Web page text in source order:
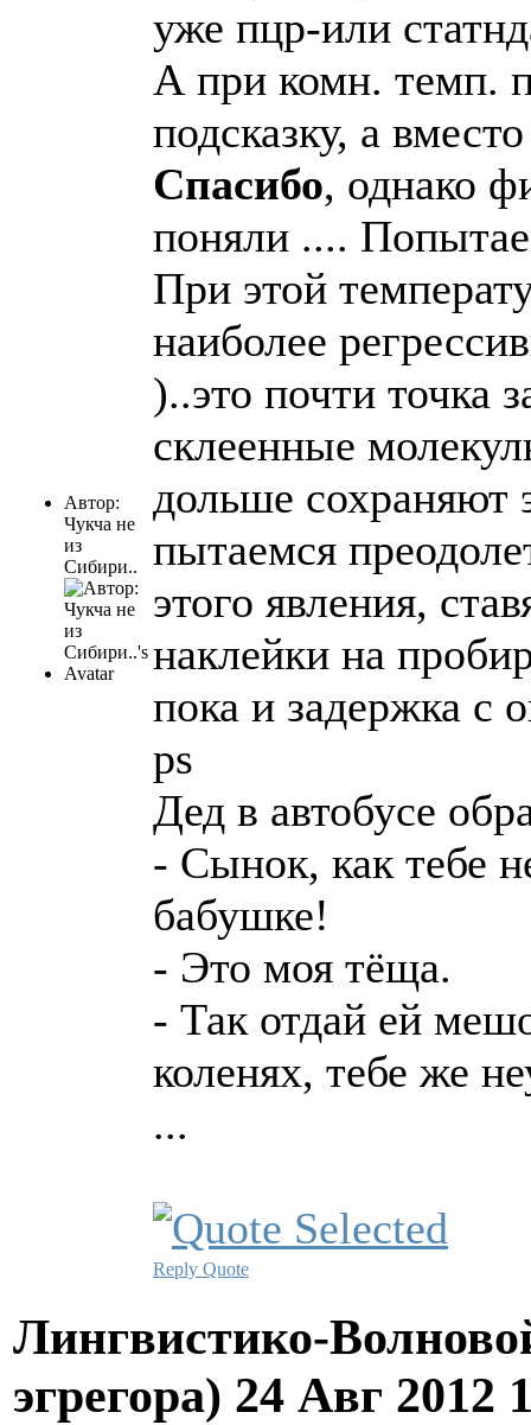
Автор:
Чукча не
из
Сибири..
уже пцр-или
А при комн. темп.
подсказку, а
Спасибо, однако
поняли ....
При этой
наиболее
)..это почти точка
склеенные
дольше сохраняют
пытаемся
этого явления,
наклейки на
пока и задержка с
ps
Дед в автобусе
- Сынок, как тебе
бабушке!
- Это моя тёща.
- Так отдай ей
коленях, тебе же
...
Reply Quote
Лингвистико-
эгрегора) 24 Авг 2012